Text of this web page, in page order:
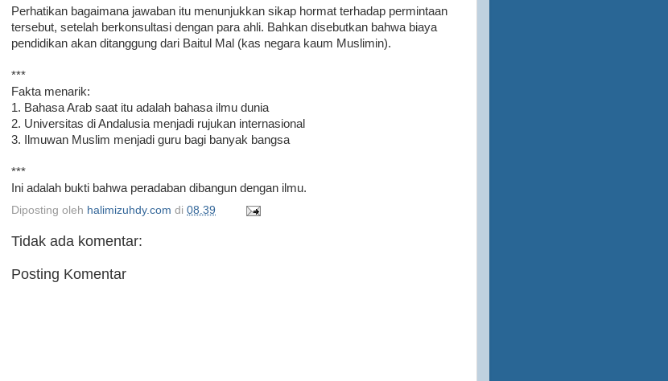
Perhatikan bagaimana jawaban itu menunjukkan sikap hormat terhadap permintaan
tersebut, setelah berkonsultasi dengan para ahli. Bahkan disebutkan bahwa biaya
pendidikan akan ditanggung dari Baitul Mal (kas negara kaum Muslimin).
***
Fakta menarik:
1. Bahasa Arab saat itu adalah bahasa ilmu dunia
2. Universitas di Andalusia menjadi rujukan internasional
3. Ilmuwan Muslim menjadi guru bagi banyak bangsa
***
Ini adalah bukti bahwa peradaban dibangun dengan ilmu.
Diposting oleh halimizuhdy.com di 08.39
Tidak ada komentar:
Posting Komentar